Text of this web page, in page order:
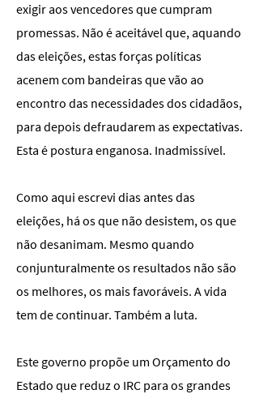
exigir aos vencedores que cumpram
promessas. Não é aceitável que, aquando
das eleições, estas forças políticas
acenem com bandeiras que vão ao
encontro das necessidades dos cidadãos,
para depois defraudarem as expectativas.
Esta é postura enganosa. Inadmissível.
Como aqui escrevi dias antes das
eleições, há os que não desistem, os que
não desanimam. Mesmo quando
conjunturalmente os resultados não são
os melhores, os mais favoráveis. A vida
tem de continuar. Também a luta.
Este governo propõe um Orçamento do
Estado que reduz o IRC para os grandes